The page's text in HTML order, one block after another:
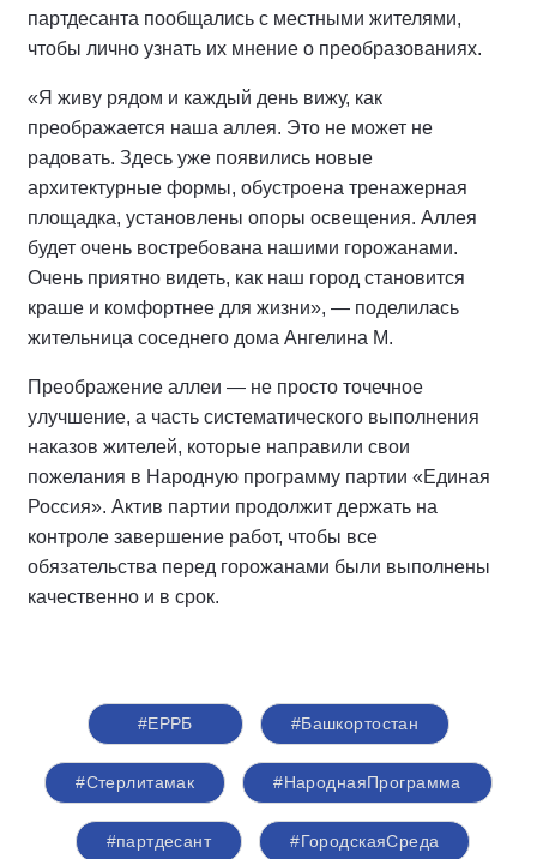
партдесанта пообщались с местными жителями,
чтобы лично узнать их мнение о преобразованиях.
«Я живу рядом и каждый день вижу, как
преображается наша аллея. Это не может не
радовать. Здесь уже появились новые
архитектурные формы, обустроена тренажерная
площадка, установлены опоры освещения. Аллея
будет очень востребована нашими горожанами.
Очень приятно видеть, как наш город становится
краше и комфортнее для жизни», — поделилась
жительница соседнего дома Ангелина М.
Преображение аллеи — не просто точечное
улучшение, а часть систематического выполнения
наказов жителей, которые направили свои
пожелания в Народную программу партии «Единая
Россия». Актив партии продолжит держать на
контроле завершение работ, чтобы все
обязательства перед горожанами были выполнены
качественно и в срок.
#ЕРРБ #Башкортостан
#Стерлитамак #НароднаяПрограмма
#партдесант #ГородскаяСреда